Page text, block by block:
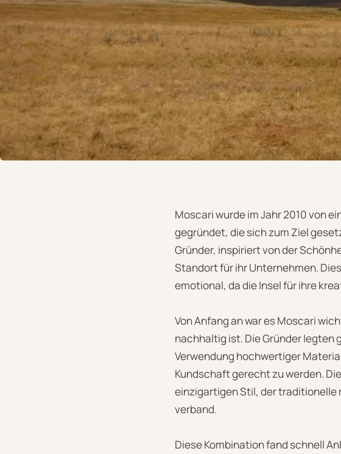
Moscari wurde im Jahr 2010 von
gegründet, die sich zum Ziel
Gründer, inspiriert von der
Standort für ihr Unternehmen.
emotional, da die Insel für ihre
Von Anfang an war es Moscari
nachhaltig ist. Die Gründer legten
Verwendung hochwertiger
Kundschaft gerecht zu werden.
einzigartigen Stil, der
verband.
Diese Kombination fand schnell